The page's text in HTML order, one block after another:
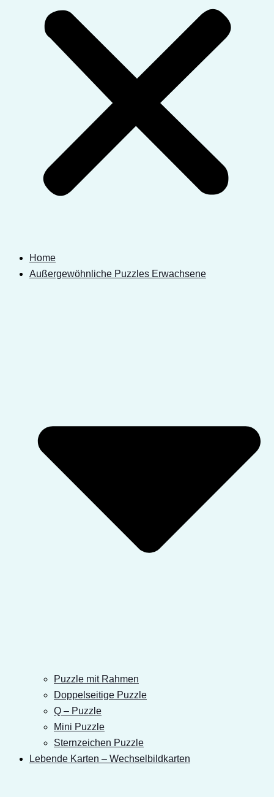
Home
Außergewöhnliche Puzzles Erwachsene
Puzzle mit Rahmen
Doppelseitige Puzzle
Q – Puzzle
Mini Puzzle
Sternzeichen Puzzle
Lebende Karten – Wechselbildkarten